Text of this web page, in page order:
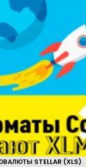
STELLAR (XLS)